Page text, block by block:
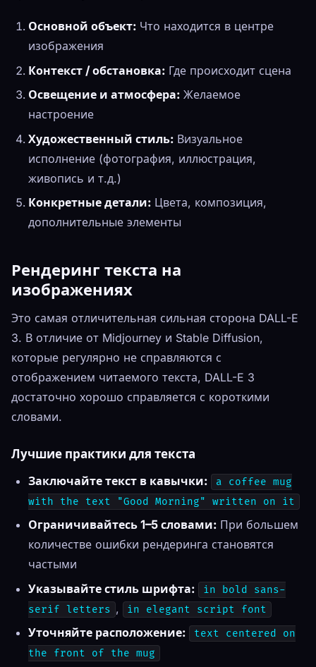
Основной объект: Что находится в центре
изображения
Контекст / обстановка: Где происходит сцена
Освещение и атмосфера: Желаемое
настроение
Художественный стиль: Визуальное
исполнение (фотография, иллюстрация,
живопись и т.д.)
Конкретные детали: Цвета, композиция,
дополнительные элементы
Рендеринг текста на
изображениях
Это самая отличительная сильная сторона DALL-E
3. В отличие от Midjourney и Stable Diffusion,
которые регулярно не справляются с
отображением читаемого текста, DALL-E 3
достаточно хорошо справляется с короткими
словами.
Лучшие практики для текста
Заключайте текст в кавычки:
a coffee mug
with the text "Good Morning" written on it
Ограничивайтесь 1–5 словами: При большем
количестве ошибки рендеринга становятся
частыми
Указывайте стиль шрифта:
in bold sans-
serif letters , in elegant script font
Уточняйте расположение:
text centered on
the front of the mug